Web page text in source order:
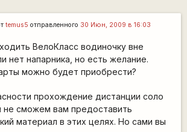
temus5 отправленного 30 Июн, 2009 в 16:03
ВелоКласс водиночку вне
нет напарника, но есть желание.
можно будет приобрести?
прохождение дистанции соло
сможем вам предоставить
материал в этих целях. Но сами вы